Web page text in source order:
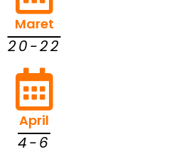
Maret
20-22
April
4-6